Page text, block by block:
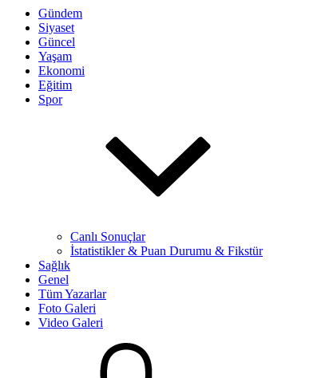
Gündem
Siyaset
Güncel
Yaşam
Ekonomi
Eğitim
Spor
Canlı Sonuçlar
İstatistikler & Puan Durumu & Fikstür
Sağlık
Genel
Tüm Yazarlar
Foto Galeri
Video Galeri